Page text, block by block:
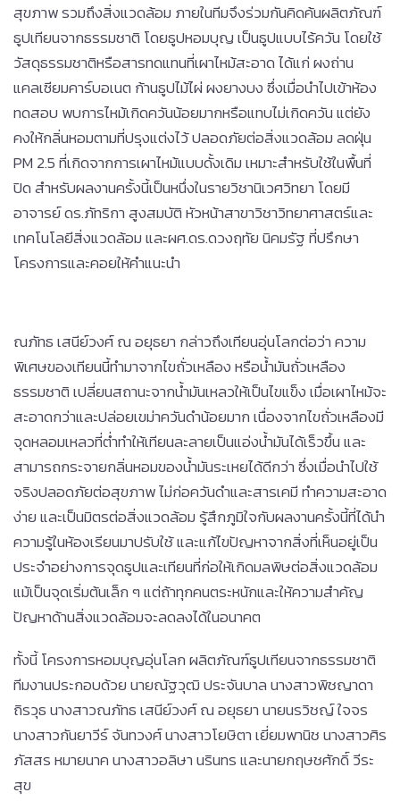
สุขภาพ รวมถึงสิ่งแวดล้อม ภายในทีมจึงร่วมกันคิดค้นผลิตภัณฑ์
ธูปเทียนจากธรรมชาติ โดยธูปหอมบุญ เป็นธูปแบบไร้ควัน โดยใช้
วัสดุธรรมชาติหรือสารทดแทนที่เผาไหม้สะอาด ได้แก่ ผงถ่าน
แคลเซียมคาร์บอเนต ก้านธูปไม้ไผ่ ผงยางบง ซึ่งเมื่อนำไปเข้าห้อง
ทดสอบ พบการไหม้เกิดควันน้อยมากหรือแทบไม่เกิดควัน แต่ยัง
คงให้กลิ่นหอมตามที่ปรุงแต่งไว้ ปลอดภัยต่อสิ่งแวดล้อม ลดฝุ่น
PM 2.5 ที่เกิดจากการเผาไหม้แบบดั้งเดิม เหมาะสำหรับใช้ในพื้นที่
ปิด สำหรับผลงานครั้งนี้เป็นหนึ่งในรายวิชานิเวศวิทยา โดยมี
อาจารย์ ดร.ภัทริกา สูงสมบัติ หัวหน้าสาขาวิชาวิทยาศาสตร์และ
เทคโนโลยีสิ่งแวดล้อม และผศ.ดร.ดวงฤทัย นิคมรัฐ ที่ปรึกษา
โครงการและคอยให้คำแนะนำ
ณภัทธ เสนีย์วงศ์ ณ อยุธยา กล่าวถึงเทียนอุ่นโลกต่อว่า ความ
พิเศษของเทียนนี้ทำมาจากไขถั่วเหลือง หรือน้ำมันถั่วเหลือง
ธรรมชาติ เปลี่ยนสถานะจากน้ำมันเหลวให้เป็นไขแข็ง เมื่อเผาไหม้จะ
สะอาดกว่าและปล่อยเขม่าควันดำน้อยมาก เนื่องจากไขถั่วเหลืองมี
จุดหลอมเหลวที่ต่ำทำให้เทียนละลายเป็นแอ่งน้ำมันได้เร็วขึ้น และ
สามารถกระจายกลิ่นหอมของน้ำมันระเหยได้ดีกว่า ซึ่งเมื่อนำไปใช้
จริงปลอดภัยต่อสุขภาพ ไม่ก่อควันดำและสารเคมี ทำความสะอาด
ง่าย และเป็นมิตรต่อสิ่งแวดล้อม รู้สึกภูมิใจกับผลงานครั้งนี้ที่ได้นำ
ความรู้ในห้องเรียนมาปรับใช้ และแก้ไขปัญหาจากสิ่งที่เห็นอยู่เป็น
ประจำอย่างการจุดธูปและเทียนที่ก่อให้เกิดมลพิษต่อสิ่งแวดล้อม
แม้เป็นจุดเริ่มต้นเล็ก ๆ แต่ถ้าทุกคนตระหนักและให้ความสำคัญ
ปัญหาด้านสิ่งแวดล้อมจะลดลงได้ในอนาคต
ทั้งนี้ โครงการหอมบุญอุ่นโลก ผลิตภัณฑ์ธูปเทียนจากธรรมชาติ
ทีมงานประกอบด้วย นายณัฐวุฒิ ประจันบาล นางสาวพิชญาดา
ถิรวุธ นางสาวณภัทธ เสนีย์วงศ์ ณ อยุธยา นายนรวิชญ์ ใจจร
นางสาวกันยาวีร์ จันทวงศ์ นางสาวโยษิตา เยี่ยมพานิช นางสาวศิร
ภัสสร หมายนาค นางสาวอลิษา นรินทร และนายกฤษชศักดิ์ วีระ
สุข